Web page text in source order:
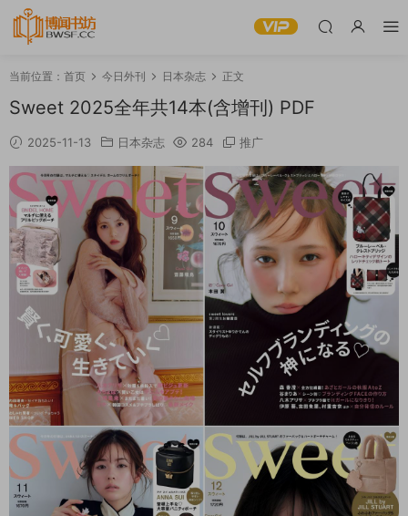
当前位置： 首页 今日外刊 日本杂志 正文
Sweet 2025全年共14本(含增刊) PDF
2025-11-13 日本杂志 284 推广